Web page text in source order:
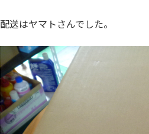
配送はヤマトさんでした。